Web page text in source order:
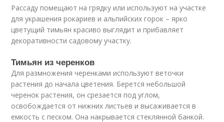
Рассаду помещают на грядку или используют на участке
для украшения рокариев и альпийских горок – ярко
цветущий тимьян красиво выглядит и прибавляет
декоративности садовому участку.
Тимьян из черенков
Для размножения черенками используют веточки
растения до начала цветения. Берется небольшой
черенок растения, он срезается под углом,
освобождается от нижних листьев и высаживается в
емкость с песком. Она накрывается стеклянной банкой.